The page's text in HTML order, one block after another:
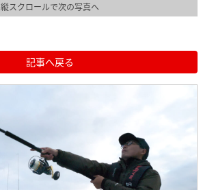
縦スクロールで次の写真へ
記事へ戻る